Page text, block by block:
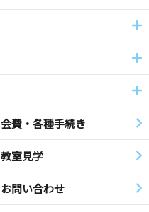
会費・各種手続き
教室見学
お問い合わせ